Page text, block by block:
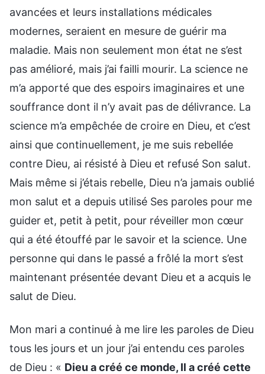
avancées et leurs installations médicales
modernes, seraient en mesure de guérir ma
maladie. Mais non seulement mon état ne s’est
pas amélioré, mais j’ai failli mourir. La science ne
m’a apporté que des espoirs imaginaires et une
souffrance dont il n’y avait pas de délivrance. La
science m’a empêchée de croire en Dieu, et c’est
ainsi que continuellement, je me suis rebellée
contre Dieu, ai résisté à Dieu et refusé Son salut.
Mais même si j’étais rebelle, Dieu n’a jamais oublié
mon salut et a depuis utilisé Ses paroles pour me
guider et, petit à petit, pour réveiller mon cœur
qui a été étouffé par le savoir et la science. Une
personne qui dans le passé a frôlé la mort s’est
maintenant présentée devant Dieu et a acquis le
salut de Dieu.
Mon mari a continué à me lire les paroles de Dieu
tous les jours et un jour j’ai entendu ces paroles
de Dieu : « Dieu a créé ce monde, Il a créé cette